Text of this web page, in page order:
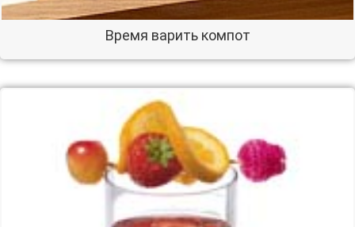
Время варить компот